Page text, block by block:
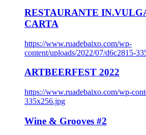
RESTAURANTE
CARTA
https://www.ruadebaixo.com/wp-
content/uploads/2022/07/d6c2815-
ARTBEERFEST 2022
https://www.ruadebaixo.com/wp-
335x256.jpg
Wine & Grooves #2